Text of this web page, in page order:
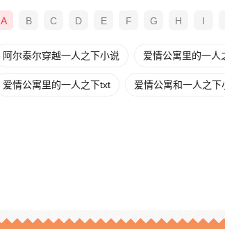
A B C D E F G H I
阿尔泰尔穿越一人之下小说 爱情公寓里的一人
爱情公寓里的一人之下txt 爱情公寓和一人之下